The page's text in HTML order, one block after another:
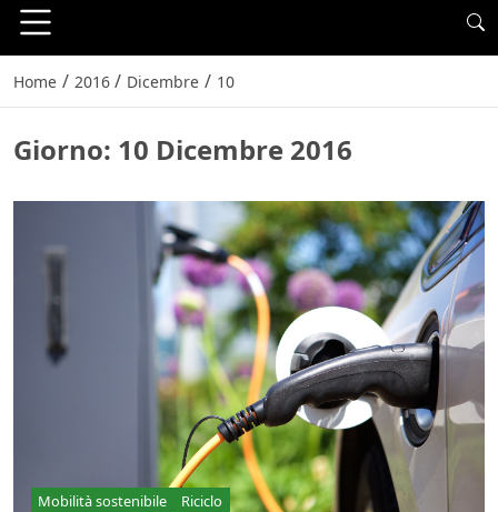
Home / 2016 / Dicembre / 10
Giorno: 10 Dicembre 2016
Mobilità sostenibile Riciclo